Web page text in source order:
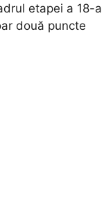
etapei a 18-a
două puncte